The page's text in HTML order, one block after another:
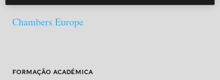
Chambers Europe
FORMAÇÃO ACADÉMICA